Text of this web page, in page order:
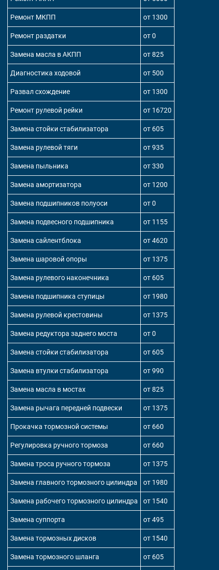
Ремонт МКПП от 1300
Ремонт раздатки от 0
Замена масла в АКПП от 825
Диагностика ходовой от 500
Развал схождение от 1300
Ремонт рулевой рейки от 16720
Замена стойки стабилизатора от 605
Замена рулевой тяги от 935
Замена пыльника от 330
Замена амортизатора от 1200
Замена подшипников полуоси от 0
Замена подвесного подшипника от 1155
Замена сайлентблока от 4620
Замена шаровой опоры от 1375
Замена рулевого наконечника от 605
Замена подшипника ступицы от 1980
Замена рулевой крестовины от 1375
Замена редуктора заднего моста от 0
Замена стойки стабилизатора от 605
Замена втулки стабилизатора от 990
Замена масла в мостах от 825
Замена рычага передней подвески от 1375
Прокачка тормозной системы от 660
Регулировка ручного тормоза от 660
Замена троса ручного тормоза от 1375
Замена главного тормозного цилиндра от 1980
Замена рабочего тормозного цилиндра от 1540
Замена суппорта от 495
Замена тормозных дисков от 1540
Замена тормозного шланга от 605